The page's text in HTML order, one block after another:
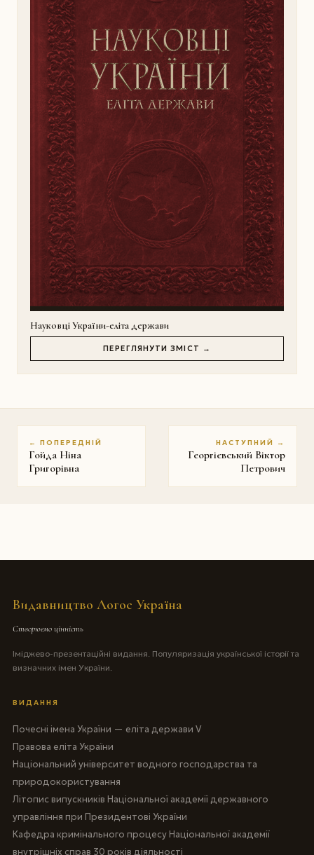
Науковці України-еліта держави
ПЕРЕГЛЯНУТИ ЗМІСТ →
← ПОПЕРЕДНІЙ
Гойда Ніна
Григорівна
НАСТУПНИЙ →
Георгієвський Віктор
Петрович
Видавництво Логос Україна
Створюємо цінність
Іміджево-презентаційні видання. Популяризація української історії та
визначних імен України.
ВИДАННЯ
Почесні імена України — еліта держави V
Правова еліта України
Національний університет водного господарства та
природокористування
Літопис випускників Національної академії державного
управління при Президентові України
Кафедра кримінального процесу Національної академії
внутрішніх справ 30 років діяльності